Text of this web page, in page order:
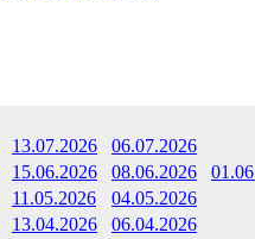
13.07.2026
06.07.2026
15.06.2026 08.06.2026
11.05.2026
04.05.2026
13.04.2026
06.04.2026